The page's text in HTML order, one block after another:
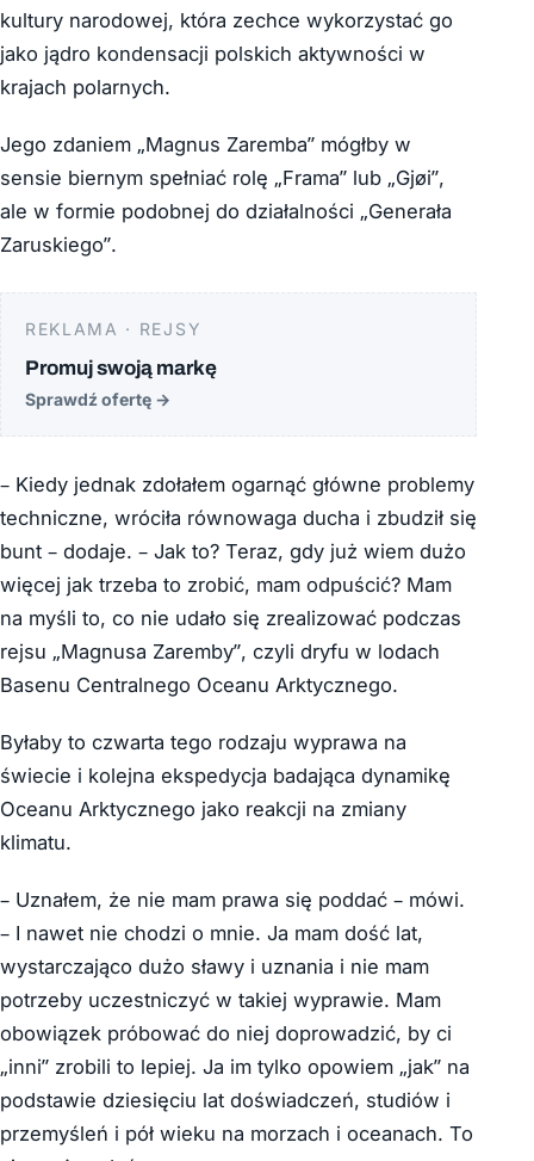
kultury narodowej, która zechce wykorzystać go
jako jądro kondensacji polskich aktywności w
krajach polarnych.
Jego zdaniem „Magnus Zaremba” mógłby w
sensie biernym spełniać rolę „Frama” lub „Gjøi”,
ale w formie podobnej do działalności „Generała
Zaruskiego”.
REKLAMA · REJSY
Promuj swoją markę
Sprawdź ofertę →
– Kiedy jednak zdołałem ogarnąć główne problemy
techniczne, wróciła równowaga ducha i zbudził się
bunt – dodaje. – Jak to? Teraz, gdy już wiem dużo
więcej jak trzeba to zrobić, mam odpuścić? Mam
na myśli to, co nie udało się zrealizować podczas
rejsu „Magnusa Zaremby”, czyli dryfu w lodach
Basenu Centralnego Oceanu Arktycznego.
Byłaby to czwarta tego rodzaju wyprawa na
świecie i kolejna ekspedycja badająca dynamikę
Oceanu Arktycznego jako reakcji na zmiany
klimatu.
– Uznałem, że nie mam prawa się poddać – mówi.
– I nawet nie chodzi o mnie. Ja mam dość lat,
wystarczająco dużo sławy i uznania i nie mam
potrzeby uczestniczyć w takiej wyprawie. Mam
obowiązek próbować do niej doprowadzić, by ci
„inni” zrobili to lepiej. Ja im tylko opowiem „jak” na
podstawie dziesięciu lat doświadczeń, studiów i
przemyśleń i pół wieku na morzach i oceanach. To